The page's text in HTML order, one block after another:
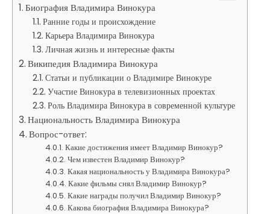
Биография Владимира Винокура
Ранние годы и происхождение
Карьера Владимира Винокура
Личная жизнь и интересные факты
Википедия Владимира Винокура
Статьи и публикации о Владимире Винокуре
Участие Винокура в телевизионных проектах
Роль Владимира Винокура в современной культуре
Национальность Владимира Винокура
Вопрос-ответ:
Какие достижения имеет Владимир Винокур?
Чем известен Владимир Винокур?
Какая национальность у Владимира Винокура?
Какие фильмы снял Владимир Винокур?
Какие награды получил Владимир Винокур?
Какова биография Владимира Винокура?